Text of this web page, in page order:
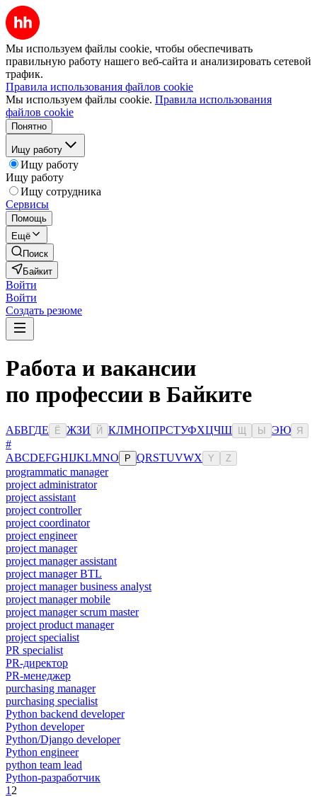
Мы используем файлы cookie, чтобы обеспечивать
правильную работу нашего веб-сайта и анализировать сетевой
трафик.
Правила использования файлов cookie
Мы используем файлы cookie. Правила использования
файлов cookie
Понятно
Ищу работу
Ищу работу
Ищу работу
Ищу сотрудника
Сервисы
Помощь
Ещё
Поиск
Байкит
Войти
Войти
Создать резюме
Работа и вакансии
по профессии в Байките
АБВГДЕ Ё ЖЗИ Й КЛМНОПРСТУФХЦЧШ Ы ЭЮ Я
#
ABCDEFGHIJKLMNO P QRSTUVWX Y Z
programmatic manager
project administrator
project assistant
project controller
project coordinator
project engineer
project manager
project manager assistant
project manager BTL
project manager business analyst
project manager mobile
project manager scrum master
project product manager
project specialist
PR specialist
PR-директор
PR-менеджер
purchasing manager
purchasing specialist
Python backend developer
Python developer
Python/Django developer
Python engineer
python team lead
Python-разработчик
1 2